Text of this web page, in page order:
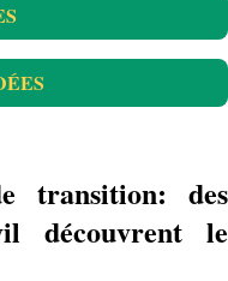
transition: des
découvrent le